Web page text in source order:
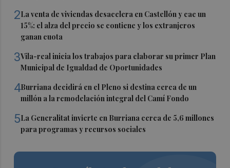
2La venta de viviendas desacelera en Castellón y cae un
15%: el alza del precio se contiene y los extranjeros
ganan cuota
3Vila-real inicia los trabajos para elaborar su primer Plan
Municipal de Igualdad de Oportunidades
4Burriana decidirá en el Pleno si destina cerca de un
millón a la remodelación integral del Camí Fondo
5La Generalitat invierte en Burriana cerca de 5,6 millones
para programas y recursos sociales